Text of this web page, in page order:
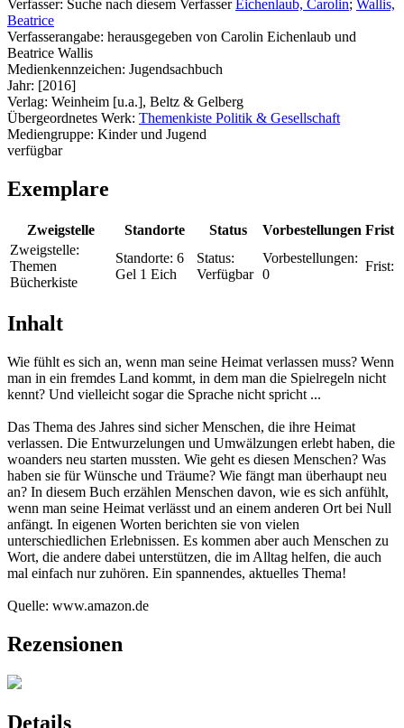
Verfasser: Suche nach diesem Verfasser Eichenlaub, Carolin; Wallis,
Beatrice
Verfasserangabe: herausgegeben von Carolin Eichenlaub und
Beatrice Wallis
Medienkennzeichen: Jugendsachbuch
Jahr: [2016]
Verlag: Weinheim [u.a.], Beltz & Gelberg
Übergeordnetes Werk: Themenkiste Politik & Gesellschaft
Mediengruppe: Kinder und Jugend
verfügbar
Exemplare
Zweigstelle Standorte Status Vorbestellungen Frist
Zweigstelle:
Themen
Bücherkiste
Standorte: 6
Gel 1 Eich
Status:
Verfügbar
Vorbestellungen:
0
Frist:
Inhalt
Wie fühlt es sich an, wenn man seine Heimat verlassen muss? Wenn
man in ein fremdes Land kommt, in dem man die Spielregeln nicht
kennt? Und vielleicht sogar die Sprache nicht spricht ...
Das Thema des Jahres sind sicher Menschen, die ihre Heimat
verlassen. Die Entwurzelungen und Umwälzungen erlebt haben, die
woanders neu starten mussten. Wie geht es diesen Menschen? Was
haben sie für Wünsche und Träume? Wie fängt man überhaupt neu
an? In diesem Buch erzählen Menschen davon, wie es sich anfühlt,
wenn man seine Heimat verlässt und an einem anderen Ort bei Null
anfängt. In eigenen Worten berichten sie von vielen
unterschiedlichen Erlebnissen. Es kommen aber auch Menschen zu
Wort, die andere dabei unterstützen, die im Alltag helfen, die auch
mal einfach nur zuhören. Ein spannendes, aktuelles Thema!
Quelle: www.amazon.de
Rezensionen
Details